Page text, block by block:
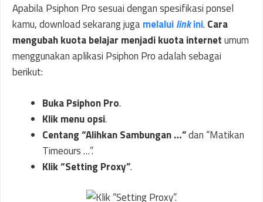
Apabila Psiphon Pro sesuai dengan spesifikasi ponsel
kamu, download sekarang jugamelaluilinkini. Cara
mengubah kuota belajar menjadi kuota internetumum
menggunakan aplikasi Psiphon Pro adalah sebagai
berikut:
Buka Psiphon Pro.
Klik menu opsi.
Centang “Alihkan Sambungan …”dan “Matikan
Timeours …”.
Klik “Setting Proxy”.